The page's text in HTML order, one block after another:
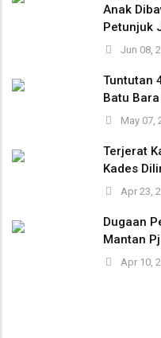
Anak
Petunjuk
Jun 08,
Tuntutan
Batu
May 07,
Terjerat
Kades
Apr 23,
Dugaan
Mantan
Apr 10,